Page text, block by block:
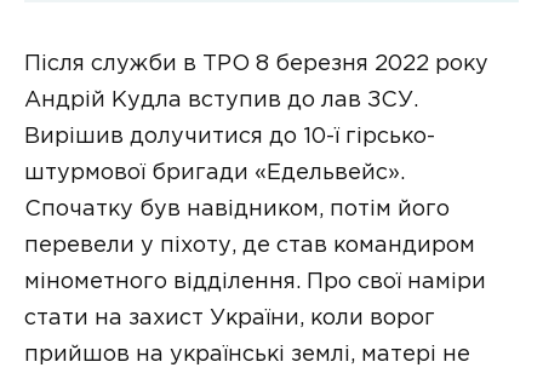
Після служби в ТРО 8 березня 2022 року
Андрій Кудла вступив до лав ЗСУ.
Вирішив долучитися до 10-ї гірсько-
штурмової бригади «Едельвейс».
Спочатку був навідником, потім його
перевели у піхоту, де став командиром
мінометного відділення. Про свої наміри
стати на захист України, коли ворог
прийшов на українські землі, матері не